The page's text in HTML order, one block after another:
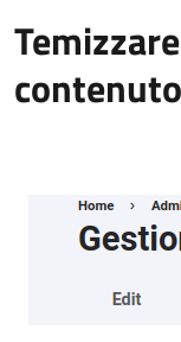
contenuto